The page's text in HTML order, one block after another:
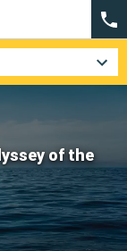
of the